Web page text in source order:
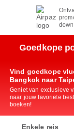
Goedkope
Vind goedkope
Bangkok naar
Geniet van exclusieve
naar jouw favoriete
boeken!
Enkele reis